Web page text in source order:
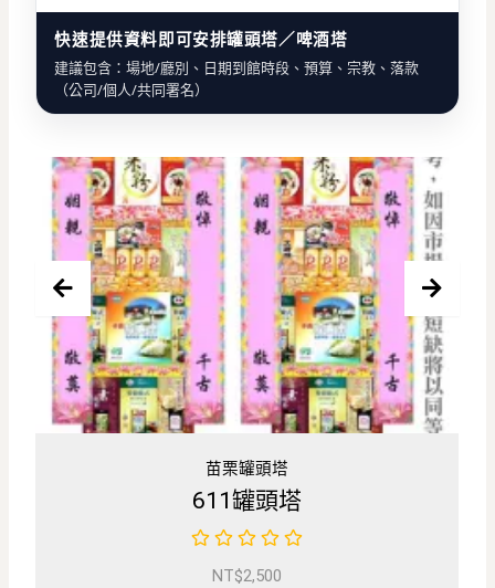
快速提供資料即可安排罐頭塔／啤酒塔
建議包含：場地/廳別、日期到館時段、預算、宗教、落款
（公司/個人/共同署名）